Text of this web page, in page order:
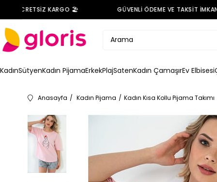
ÜCRETSİZ KARGO 🏖️ GÜVENLİ ÖDEME VE TAKSİT İMKANI
KadınSütyenKadın PijamaErkekPlajSatenKadın ÇamaşırEv Elbisesi
Anasayfa Kadın Pijama Kadın Kısa Kollu Pijama Takımı